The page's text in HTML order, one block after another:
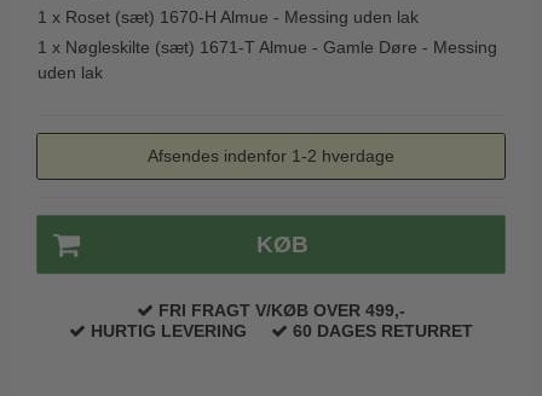
1 x Roset (sæt) 1670-H Almue - Messing uden lak
1 x Nøgleskilte (sæt) 1671-T Almue - Gamle Døre - Messing
uden lak
Afsendes indenfor 1-2 hverdage
KØB
FRI FRAGT V/KØB OVER 499,-
HURTIG LEVERING
60 DAGES RETURRET